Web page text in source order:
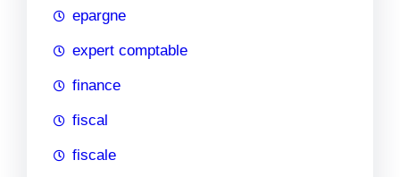
epargne
expert comptable
finance
fiscal
fiscale